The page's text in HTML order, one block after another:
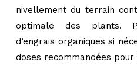
nivellement du terrain
optimale des plants.
d’engrais organiques si
doses recommandées